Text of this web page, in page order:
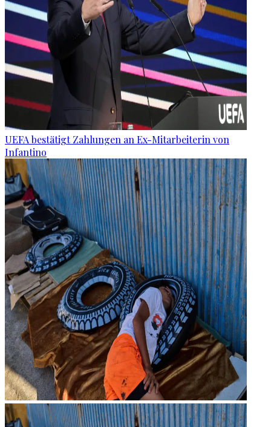
UEFA bestätigt Zahlungen an Ex-Mitarbeiterin von
Infantino